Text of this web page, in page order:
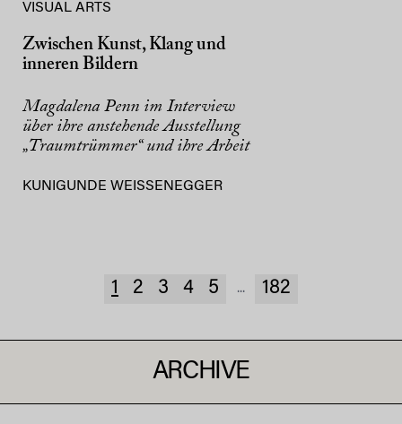
VISUAL ARTS
Zwischen Kunst, Klang und
inneren Bildern
Magdalena Penn im Interview
über ihre anstehende Ausstellung
„Traumtrümmer“ und ihre Arbeit
KUNIGUNDE WEISSENEGGER
1 2 3 4 5 ... 182
ARCHIVE